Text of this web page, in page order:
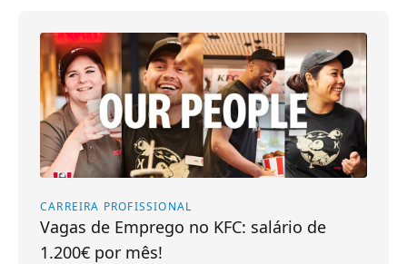
CARREIRA PROFISSIONAL
Vagas de Emprego no KFC: salário de
1.200€ por mês!